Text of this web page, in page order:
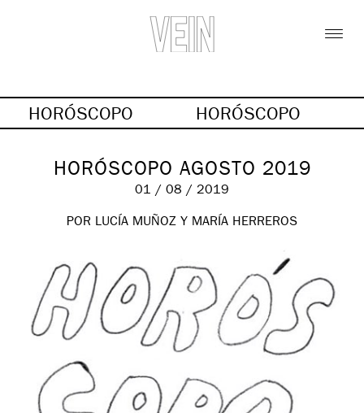
HORÓSCOPO HORÓSCOPO
HORÓSCOPO AGOSTO 2019
01 / 08 / 2019
POR LUCÍA MUÑOZ Y MARÍA HERREROS